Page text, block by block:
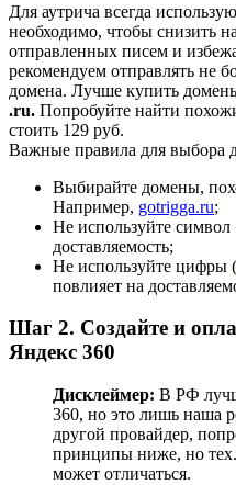
Для аутрича всегда
необходимо, чтобы снизить
отправленных писем и
рекомендуем отправлять не
домена. Лучше купить
.ru. Попробуйте найти
стоить 129 руб.
Важные правила для выбора
Выбирайте домены,
Например, gotrigga.ru;
Не используйте символ
доставляемость;
Не используйте цифры (
повлияет на
Шаг 2. Создайте и
Яндекс 360
Дисклеймер: В РФ
360, но это лишь наша
другой провайдер,
принципы ниже, но тех.
может отличаться.